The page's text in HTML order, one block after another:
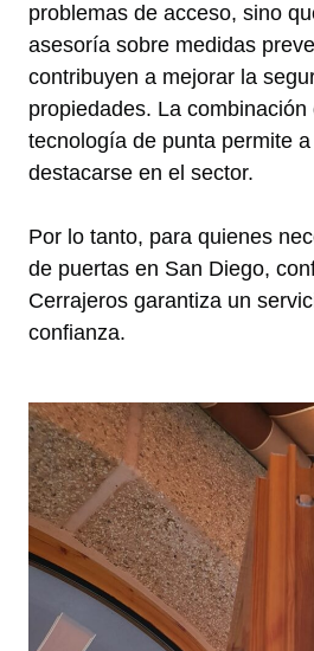
problemas de acceso, sino
asesoría sobre medidas
contribuyen a mejorar la
propiedades. La
tecnología de punta permite
destacarse en el sector.
Por lo tanto, para quienes
de puertas en San Diego,
Cerrajeros garantiza un
confianza.